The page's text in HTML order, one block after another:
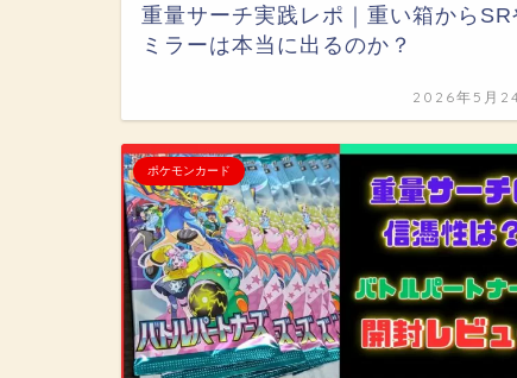
重量サーチ実践レポ｜重い箱からSR
ミラーは本当に出るのか？
2026年5月
ポケモンカード